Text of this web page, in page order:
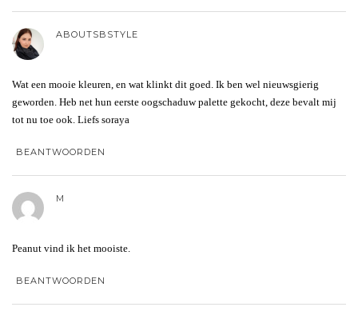
ABOUTSBSTYLE
Wat een mooie kleuren, en wat klinkt dit goed. Ik ben wel nieuwsgierig
geworden. Heb net hun eerste oogschaduw palette gekocht, deze bevalt mij
tot nu toe ook. Liefs soraya
BEANTWOORDEN
M
Peanut vind ik het mooiste.
BEANTWOORDEN